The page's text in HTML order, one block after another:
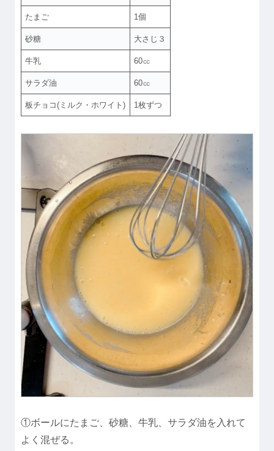
たまご 1個
砂糖 大さじ３
牛乳 60㏄
サラダ油 60㏄
板チョコ(ミルク・ホワイト) 1枚ずつ
①ボールにたまご、砂糖、牛乳、サラダ油を入れて
よく混ぜる。